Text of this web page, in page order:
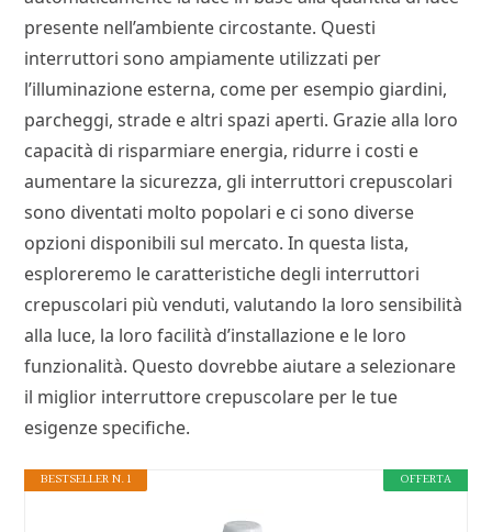
presente nell’ambiente circostante. Questi
interruttori sono ampiamente utilizzati per
l’illuminazione esterna, come per esempio giardini,
parcheggi, strade e altri spazi aperti. Grazie alla loro
capacità di risparmiare energia, ridurre i costi e
aumentare la sicurezza, gli interruttori crepuscolari
sono diventati molto popolari e ci sono diverse
opzioni disponibili sul mercato. In questa lista,
esploreremo le caratteristiche degli interruttori
crepuscolari più venduti, valutando la loro sensibilità
alla luce, la loro facilità d’installazione e le loro
funzionalità. Questo dovrebbe aiutare a selezionare
il miglior interruttore crepuscolare per le tue
esigenze specifiche.
OFFERTA
BESTSELLER N. 1